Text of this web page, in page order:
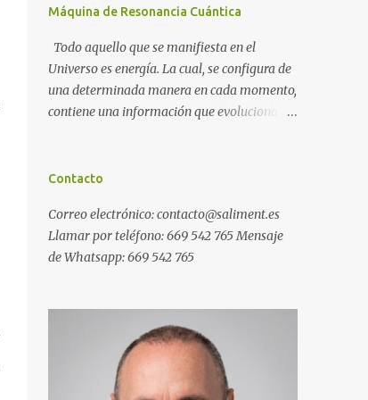
Máquina de Resonancia Cuántica
Todo aquello que se manifiesta en el
Universo es energía. La cual, se configura de
una determinada manera en cada momento,
contiene una información que evoluciona
universal lo denominamos Campo Cuántico
conscientes, afectamos al CCI cuando, por
ejemplo, pensamos en alguien que hace
tiempo que no vemos y, de repente, ese
contra toda probabilidad, termina
materializándose. O cuando
experimentamos a diario una emoción muy
desagradable que termina somatizándose
Contacto
Correo electrónico: contacto@saliment.es
Llamar por teléfono: 669 542 765 Mensaje
de Whatsapp: 669 542 765